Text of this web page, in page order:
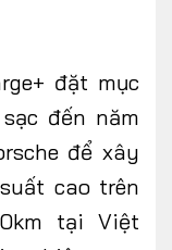
đặt mục
đến năm
để xây
cao trên
tại Việt